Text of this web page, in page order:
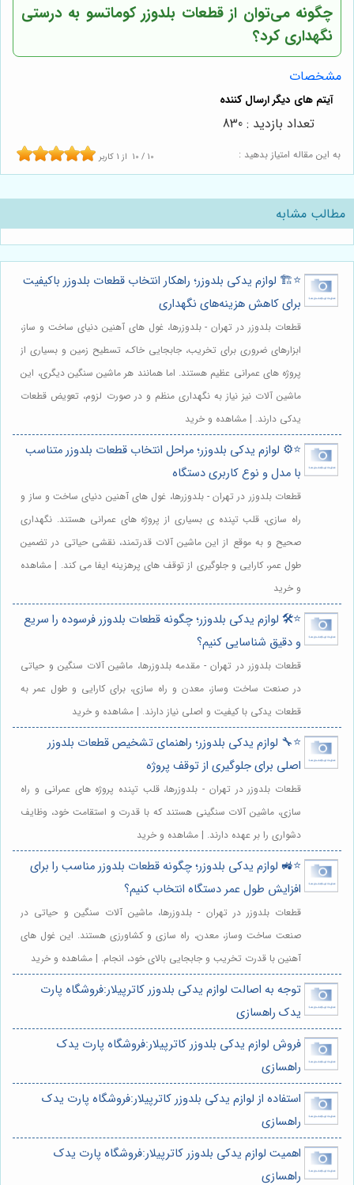
چگونه می‌توان از قطعات بلدوزر کوماتسو به درستی
نگهداری کرد؟
مشخصات
به این مقاله امتیاز بدهید : 10 / 10 از 1 کاربر
تعداد بازدید : 830
مطالب مشابه
⭐️🏗️ لوازم یدکی بلدوزر؛ راهکار انتخاب قطعات بلدوزر باکیفیت
برای کاهش هزینه‌های نگهداری
قطعات بلدوزر در تهران - بلدوزرها، غول های آهنین دنیای ساخت و ساز،
ابزارهای ضروری برای تخریب، جابجایی خاک، تسطیح زمین و بسیاری از
پروژه های عمرانی عظیم هستند. اما همانند هر ماشین سنگین دیگری، این
ماشین آلات نیز نیاز به نگهداری منظم و در صورت لزوم، تعویض قطعات
یدکی دارند. | مشاهده و خرید
⭐️⚙️ لوازم یدکی بلدوزر؛ مراحل انتخاب قطعات بلدوزر متناسب
با مدل و نوع کاربری دستگاه
قطعات بلدوزر در تهران - بلدوزرها، غول های آهنین دنیای ساخت و ساز و
راه سازی، قلب تپنده ی بسیاری از پروژه های عمرانی هستند. نگهداری
صحیح و به موقع از این ماشین آلات قدرتمند، نقشی حیاتی در تضمین
طول عمر، کارایی و جلوگیری از توقف های پرهزینه ایفا می کند. | مشاهده
و خرید
⭐️🛠️ لوازم یدکی بلدوزر؛ چگونه قطعات بلدوزر فرسوده را سریع
و دقیق شناسایی کنیم؟
قطعات بلدوزر در تهران - مقدمه بلدوزرها، ماشین آلات سنگین و حیاتی
در صنعت ساخت وساز، معدن و راه سازی، برای کارایی و طول عمر به
قطعات یدکی با کیفیت و اصلی نیاز دارند. | مشاهده و خرید
⭐️🔧 لوازم یدکی بلدوزر؛ راهنمای تشخیص قطعات بلدوزر
اصلی برای جلوگیری از توقف پروژه
قطعات بلدوزر در تهران - بلدوزرها، قلب تپنده پروژه های عمرانی و راه
سازی، ماشین آلات سنگینی هستند که با قدرت و استقامت خود، وظایف
دشواری را بر عهده دارند. | مشاهده و خرید
⭐️🚜 لوازم یدکی بلدوزر؛ چگونه قطعات بلدوزر مناسب را برای
افزایش طول عمر دستگاه انتخاب کنیم؟
قطعات بلدوزر در تهران - بلدوزرها، ماشین آلات سنگین و حیاتی در
صنعت ساخت وساز، معدن، راه سازی و کشاورزی هستند. این غول های
آهنین با قدرت تخریب و جابجایی بالای خود، انجام. | مشاهده و خرید
توجه به اصالت لوازم یدکی بلدوزر کاترپیلار:فروشگاه پارت
یدک راهسازی
فروش لوازم یدکی بلدوزر کاترپیلار:فروشگاه پارت یدک
راهسازی
استفاده از لوازم یدکی بلدوزر کاترپیلار:فروشگاه پارت یدک
راهسازی
اهمیت لوازم یدکی بلدوزر کاترپیلار:فروشگاه پارت یدک
راهسازی